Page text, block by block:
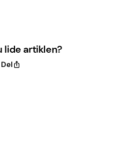
lide artiklen?
Del